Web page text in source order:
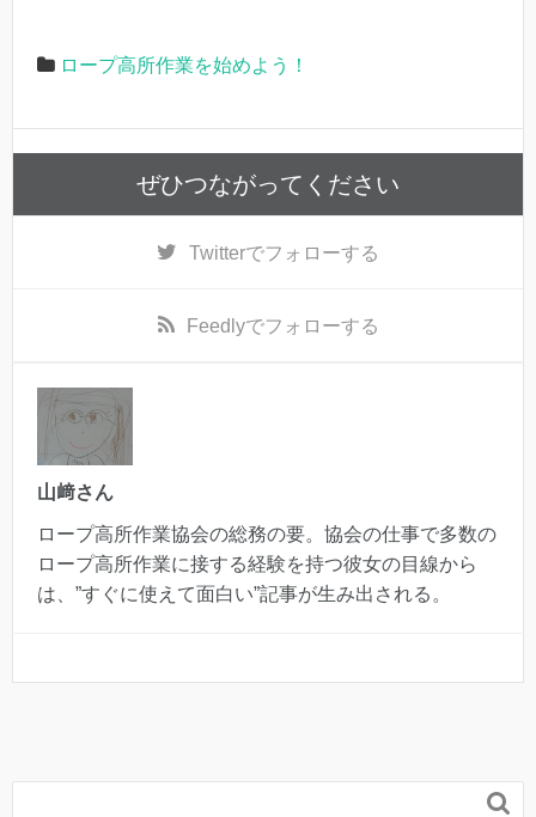
ロープ高所作業を始めよう！
ぜひつながってください
Twitterでフォローする
Feedlyでフォローする
山﨑さん
ロープ高所作業協会の総務の要。協会の仕事で多数の
ロープ高所作業に接する経験を持つ彼女の目線から
は、”すぐに使えて面白い”記事が生み出される。
